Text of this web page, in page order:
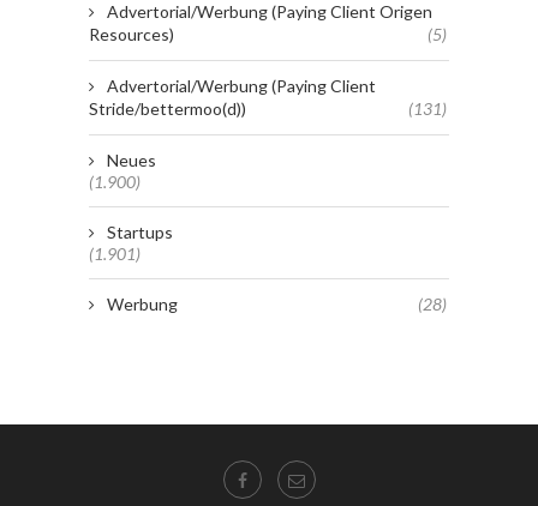
Advertorial/Werbung (Paying Client Origen
Resources)
(5)
Advertorial/Werbung (Paying Client
Stride/bettermoo(d))
(131)
Neues
(1.900)
Startups
(1.901)
Werbung (28)